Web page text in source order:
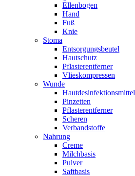
Ellenbogen
Hand
Fuß
Knie
Stoma
Entsorgungsbeutel
Hautschutz
Pflasterentferner
Vlieskompressen
Wunde
Hautdesinfektionsmittel
Pinzetten
Pflasterentferner
Scheren
Verbandstoffe
Nahrung
Creme
Milchbasis
Pulver
Saftbasis